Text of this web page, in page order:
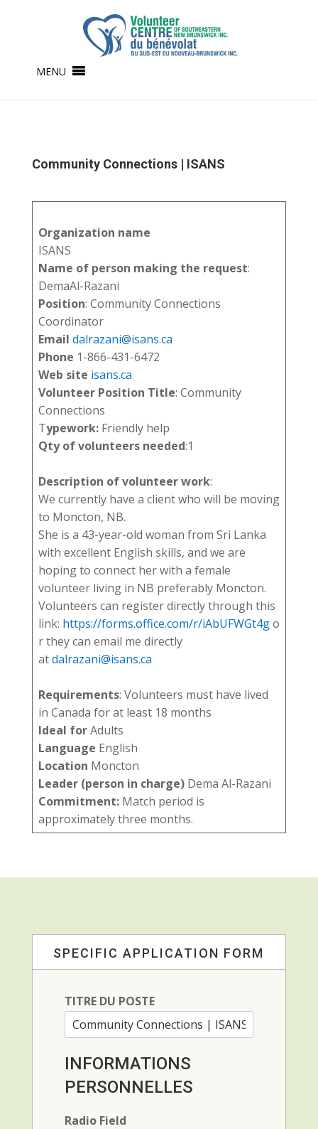
MENU
Community Connections | ISANS
Organization name
ISANS
Name of person making the request:
DemaAl-Razani
Position: Community Connections
Coordinator
Email dalrazani@isans.ca
Phone 1-866-431-6472
Web site isans.ca
Volunteer Position Title: Community
Connections
Typework: Friendly help
Qty of volunteers needed:1
Description of volunteer work:
We currently have a client who will be moving
to Moncton, NB.
She is a 43-year-old woman from Sri Lanka
with excellent English skills, and we are
hoping to connect her with a female
volunteer living in NB preferably Moncton.
Volunteers can register directly through this
link: https://forms.office.com/r/iAbUFWGt4go
r they can email me directly
atdalrazani@isans.ca
Requirements: Volunteers must have lived
in Canada for at least 18 months
Ideal forAdults
Language English
Location Moncton
Leader (person in charge)Dema Al-Razani
Commitment: Match period is
approximately three months.
SPECIFIC APPLICATION FORM
TITRE DU POSTE
INFORMATIONS
PERSONNELLES
Radio Field